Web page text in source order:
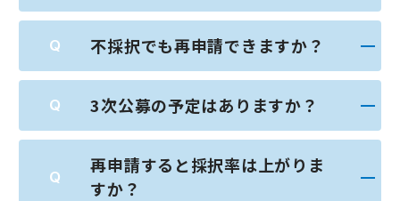
不採択でも再申請できますか？
3次公募の予定はありますか？
再申請すると採択率は上がりま
すか？